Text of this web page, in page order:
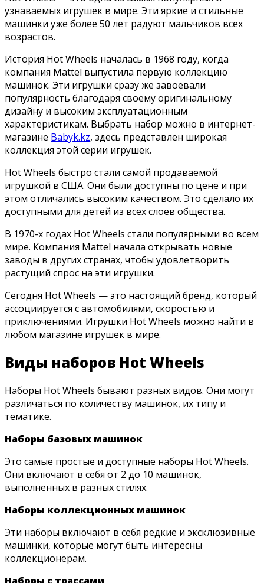
узнаваемых игрушек в мире. Эти яркие и стильные
машинки уже более 50 лет радуют мальчиков всех
возрастов.
История Hot Wheels началась в 1968 году, когда
компания Mattel выпустила первую коллекцию
машинок. Эти игрушки сразу же завоевали
популярность благодаря своему оригинальному
дизайну и высоким эксплуатационным
характеристикам. Выбрать набор можно в интернет-
магазине Babyk.kz, здесь представлен широкая
коллекция этой серии игрушек.
Hot Wheels быстро стали самой продаваемой
игрушкой в США. Они были доступны по цене и при
этом отличались высоким качеством. Это сделало их
доступными для детей из всех слоев общества.
В 1970-х годах Hot Wheels стали популярными во всем
мире. Компания Mattel начала открывать новые
заводы в других странах, чтобы удовлетворить
растущий спрос на эти игрушки.
Сегодня Hot Wheels — это настоящий бренд, который
ассоциируется с автомобилями, скоростью и
приключениями. Игрушки Hot Wheels можно найти в
любом магазине игрушек в мире.
Виды наборов Hot Wheels
Наборы Hot Wheels бывают разных видов. Они могут
различаться по количеству машинок, их типу и
тематике.
Наборы базовых машинок
Это самые простые и доступные наборы Hot Wheels.
Они включают в себя от 2 до 10 машинок,
выполненных в разных стилях.
Наборы коллекционных машинок
Эти наборы включают в себя редкие и эксклюзивные
машинки, которые могут быть интересны
коллекционерам.